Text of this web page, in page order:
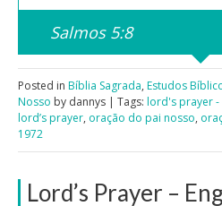
Salmos 5:8
Posted in Bíblia Sagrada, Estudos
Nosso by dannys | Tags: lord's prayer -
lord’s prayer, oração do pai nosso,
1972
Lord’s Prayer –